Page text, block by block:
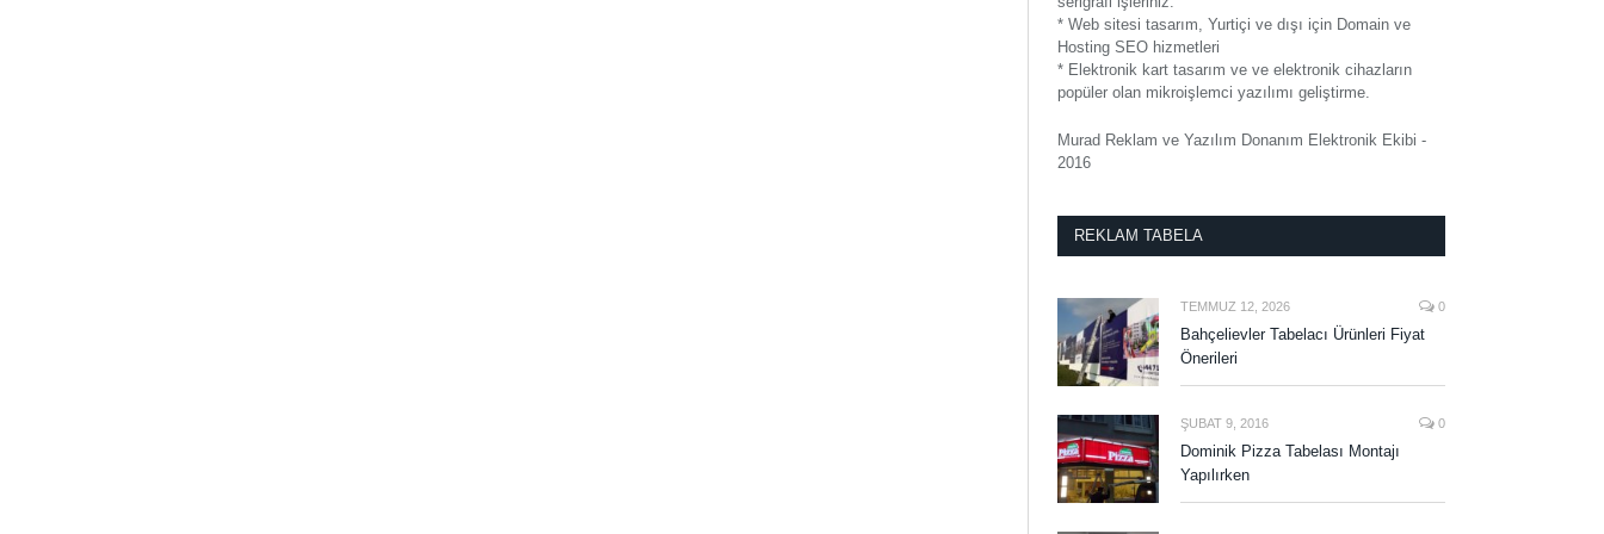
* Web sitesi tasarım, Yurtiçi ve dışı için Domain ve
Hosting SEO hizmetleri
* Elektronik kart tasarım ve ve elektronik cihazların
popüler olan mikroişlemci yazılımı geliştirme.
Murad Reklam ve Yazılım Donanım Elektronik Ekibi -
2016
REKLAM TABELA
TEMMUZ 12, 2026 0
Bahçelievler Tabelacı Ürünleri Fiyat
Önerileri
ŞUBAT 9, 2016 0
Dominik Pizza Tabelası Montajı
Yapılırken